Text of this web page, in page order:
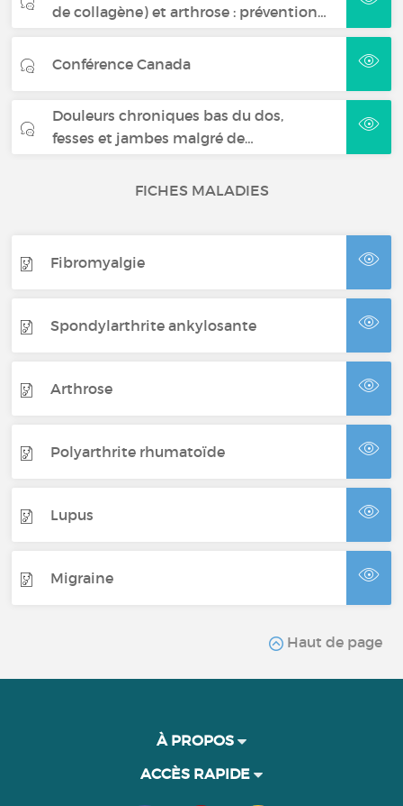
de collagène) et arthrose : prévention…
Conférence Canada
Douleurs chroniques bas du dos,
fesses et jambes malgré de…
FICHES MALADIES
Fibromyalgie
Spondylarthrite ankylosante
Arthrose
Polyarthrite rhumatoïde
Lupus
Migraine
Haut de page
À PROPOS
ACCÈS RAPIDE